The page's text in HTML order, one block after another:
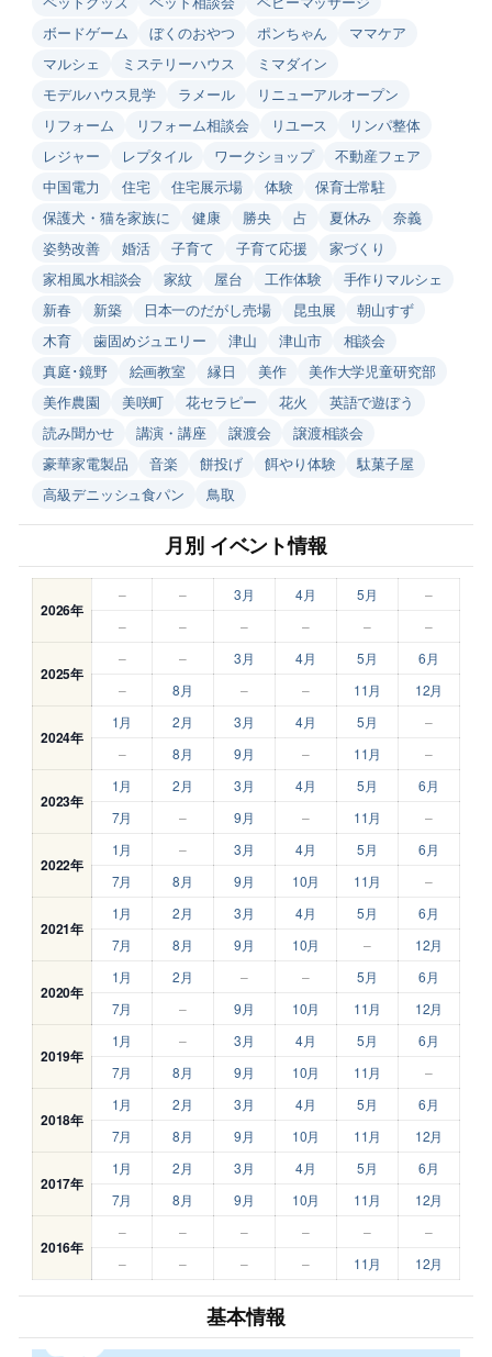
ボードゲーム
ぼくのおやつ ポンちゃん
ママケア
マルシェ
ミステリーハウス
ミマダイン
モデルハウス見学
ラメール
リニューアルオープン
リフォーム
リフォーム相談会 リユース
リンパ整体
レジャー
レプタイル ワークショップ
不動産フェア
中国電力
住宅 住宅展示場 体験
保育士常駐
保護犬・猫を家族に
健康 勝央 占 夏休み
奈義
姿勢改善
婚活 子育て 子育て応援
家づくり
家相風水相談会
家紋 屋台 工作体験
手作りマルシェ
新春
新築 日本一のだがし売場 昆虫展
朝山すず
木育
歯固めジュエリー 津山 津山市
相談会
真庭･鏡野
絵画教室 縁日 美作
美作大学児童研究部
美作農園
美咲町 花セラピー 花火
英語で遊ぼう
読み聞かせ
講演・講座 譲渡会
譲渡相談会
豪華家電製品
音楽 餅投げ 餌やり体験
駄菓子屋
高級デニッシュ食パン
鳥取
月別 イベント情報
2026年
– – 3月 4月 5月
–
–
– – – – –
2025年
– – 3月 4月 5月
6月
–
8月 – – 11月 12月
2024年
1月 2月 3月 4月 5月
–
–
8月 9月 – 11月 –
2023年
1月 2月 3月 4月 5月
6月
7月
– 9月 – 11月 –
2022年
1月 – 3月 4月 5月
6月
7月
8月 9月 10月 11月 –
2021年
1月 2月 3月 4月 5月
6月
7月
8月 9月 10月 – 12月
2020年
1月 2月 – – 5月
6月
7月
– 9月 10月 11月 12月
2019年
1月 – 3月 4月 5月
6月
7月
8月 9月 10月 11月 –
2018年
1月 2月 3月 4月 5月
6月
7月
8月 9月 10月 11月 12月
2017年
1月 2月 3月 4月 5月
6月
7月
8月 9月 10月 11月 12月
2016年
– – – – –
–
–
– – – 11月 12月
基本情報